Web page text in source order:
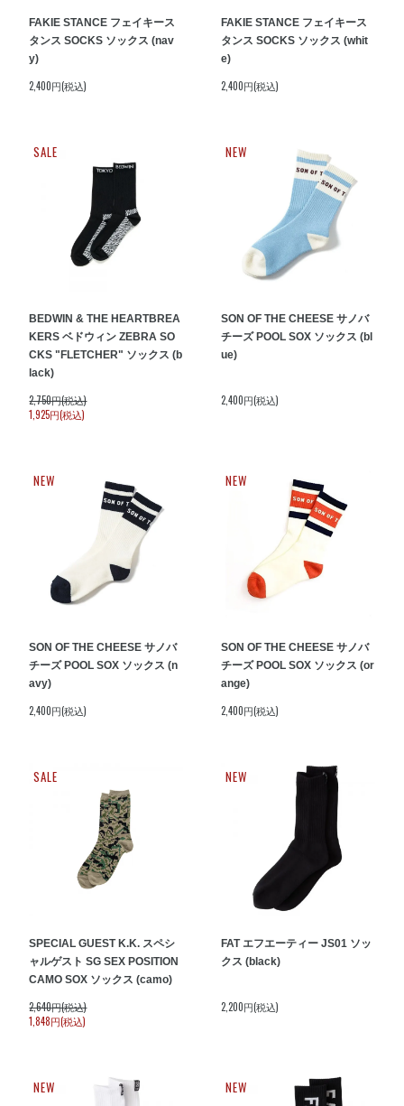
FAKIE STANCE フェイキース
タンス SOCKS ソックス (nav
y)
2,400円(税込)
FAKIE STANCE フェイキース
タンス SOCKS ソックス (whit
e)
2,400円(税込)
SALE
BEDWIN & THE HEARTBREA
KERS ベドウィン ZEBRA SO
CKS "FLETCHER" ソックス (b
lack)
2,750円(税込)
1,925円(税込)
NEW
SON OF THE CHEESE サノバ
チーズ POOL SOX ソックス (bl
ue)
2,400円(税込)
NEW
SON OF THE CHEESE サノバ
チーズ POOL SOX ソックス (n
avy)
2,400円(税込)
NEW
SON OF THE CHEESE サノバ
チーズ POOL SOX ソックス (or
ange)
2,400円(税込)
SALE
SPECIAL GUEST K.K. スペシ
ャルゲスト SG SEX POSITION
CAMO SOX ソックス (camo)
2,640円(税込)
1,848円(税込)
NEW
FAT エフエーティー JS01 ソッ
クス (black)
2,200円(税込)
NEW NEW